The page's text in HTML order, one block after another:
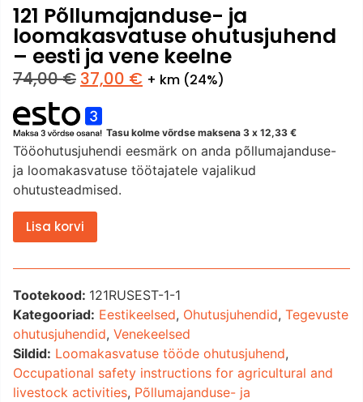
121 Põllumajanduse- ja
loomakasvatuse ohutusjuhend
– eesti ja vene keelne
74,00€ 37,00 € + km (24%)
Tasu kolme võrdse maksena 3 x 12,33 €
Tööohutusjuhendi eesmärk on anda põllumajanduse-
ja loomakasvatuse töötajatele vajalikud
ohutusteadmised.
Lisa korvi
Tootekood: 121RUSEST-1-1
Kategooriad: Eestikeelsed, Ohutusjuhendid, Tegevuste
ohutusjuhendid, Venekeelsed
Sildid: Loomakasvatuse tööde ohutusjuhend,
Occupational safety instructions for agricultural and
livestock activities, Põllumajanduse- ja